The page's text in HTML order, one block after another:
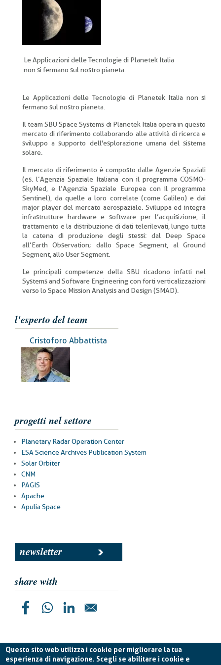
Questo sito web utilizza i cookie per migliorare la tua
esperienza di navigazione. Scegli se abilitare i cookie e
Le Applicazioni delle Tecnologie di Planetek Italia
non si fermano sul nostro pianeta.
Le Applicazioni delle Tecnologie di Planetek Italia non si
fermano sul nostro pianeta.
Il team SBU Space Systems di Planetek Italia opera in questo
mercato di riferimento collaborando alle attività di ricerca e
sviluppo a supporto dell'esplorazione umana del sistema
solare.
Il mercato di riferimento è composto dalle Agenzie Spaziali
(es. l’Agenzia Spaziale Italiana con il programma COSMO-
SkyMed, e l’Agenzia Spaziale Europea con il programma
Sentinel), da quelle a loro correlate (come Galileo) e dai
major player del mercato aerospaziale. Sviluppa ed integra
infrastrutture hardware e software per l’acquisizione, il
trattamento e la distribuzione di dati telerilevati, lungo tutta
la catena di produzione degli stessi: dal Deep Space
all’Earth Observation; dallo Space Segment, al Ground
Segment, allo User Segment.
Le principali competenze della SBU ricadono infatti nel
Systems and Software Engineering con forti verticalizzazioni
verso lo Space Mission Analysis and Design (SMAD).
l'esperto del team
Cristoforo Abbattista
progetti nel settore
Planetary Radar Operation Center
ESA Science Archives Publication System
Solar Orbiter
CNM
PAGIS
Apache
Apulia Space
newsletter
share with